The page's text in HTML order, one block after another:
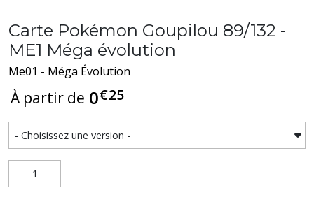
Carte Pokémon Goupilou 89/132 -
ME1 Méga évolution
Me01 - Méga Évolution
À partir de 0€25